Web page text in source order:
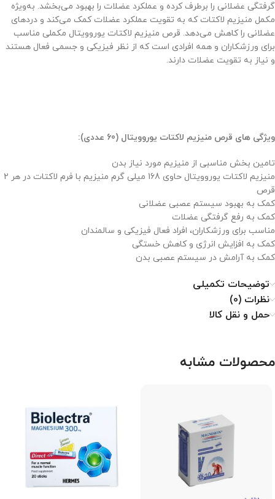
گرفتگی عضلانی را برطرف کرده و عملکرد عضلات را بهبود می‌بخشد. به‌ویژه
مکمل منیزیم لاکتات که به تقویت عملکرد عضلات کمک می‌کند و دردهای
عضلانی را کاهش می‌دهد. قرص منیزیم لاکتات یوروویتال مکملی مناسب
برای ورزشکاران و همه افرادی است که از نظر فیزیکی و جسمی فعال هستند
و نیاز به تقویت عضلات دارند.
ویژگی های قرص منیزیم لاکتات یوروویتال (60 عددی):
تامین بخش مناسبی از منیزیم مورد نیاز بدن
منیزیم لاکتات یوروویتال حاوی 168 میلی گرم منیزیم با فرم لاکتات در هر 2
قرص
کمک به بهبود سیستم عصبی عضلانی
کمک به رفع گرفتگی عضلات
مناسب برای ورزشکاران، افراد فعال فیزیکی و سالمندان
کمک به افزایش انرژی و کاهش خستگی
کمک به آرامش در سیستم عصبی بدن
توضیحات تکمیلی
نظرات (0)
حمل و نقل کالا
محصولات مشابه